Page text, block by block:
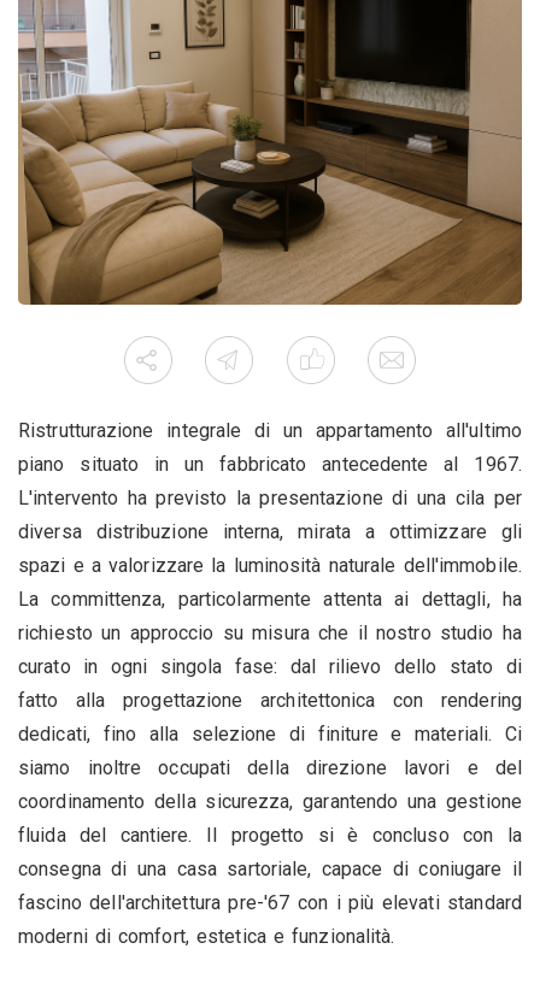
Ristrutturazione integrale di un appartamento all'ultimo
piano situato in un fabbricato antecedente al 1967.
L'intervento ha previsto la presentazione di una cila per
diversa distribuzione interna, mirata a ottimizzare gli
spazi e a valorizzare la luminosità naturale dell'immobile.
La committenza, particolarmente attenta ai dettagli, ha
richiesto un approccio su misura che il nostro studio ha
curato in ogni singola fase: dal rilievo dello stato di
fatto alla progettazione architettonica con rendering
dedicati, fino alla selezione di finiture e materiali. Ci
siamo inoltre occupati della direzione lavori e del
coordinamento della sicurezza, garantendo una gestione
fluida del cantiere. Il progetto si è concluso con la
consegna di una casa sartoriale, capace di coniugare il
fascino dell'architettura pre-'67 con i più elevati standard
moderni di comfort, estetica e funzionalità.